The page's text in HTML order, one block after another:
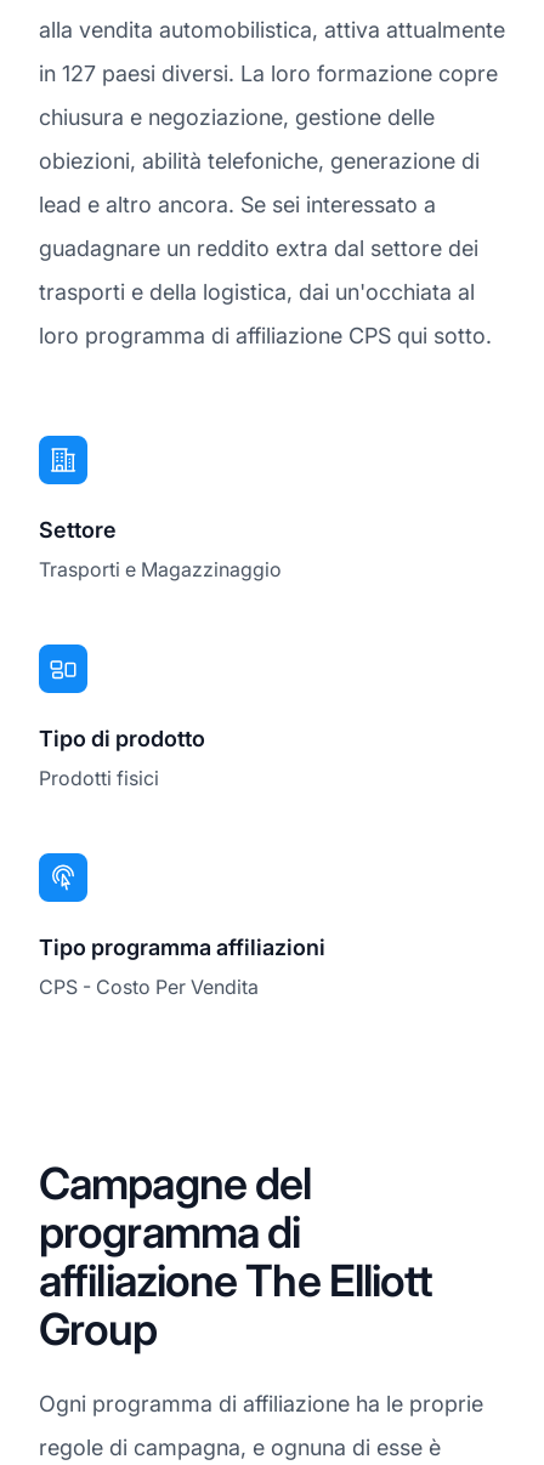
alla vendita automobilistica, attiva attualmente
in 127 paesi diversi. La loro formazione copre
chiusura e negoziazione, gestione delle
obiezioni, abilità telefoniche, generazione di
lead e altro ancora. Se sei interessato a
guadagnare un reddito extra dal settore dei
trasporti e della logistica, dai un'occhiata al
loro programma di affiliazione CPS qui sotto.
Settore
Trasporti e Magazzinaggio
Tipo di prodotto
Prodotti fisici
Tipo programma affiliazioni
CPS - Costo Per Vendita
Campagne del
programma di
affiliazione The Elliott
Group
Ogni programma di affiliazione ha le proprie
regole di campagna, e ognuna di esse è